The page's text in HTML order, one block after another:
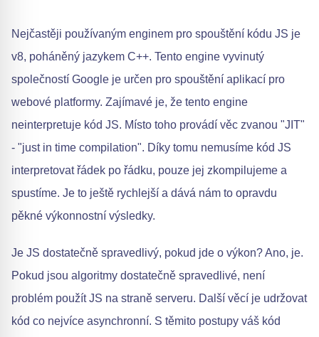
Nejčastěji používaným enginem pro spouštění kódu JS je
v8, poháněný jazykem C++. Tento engine vyvinutý
společností Google je určen pro spouštění aplikací pro
webové platformy. Zajímavé je, že tento engine
neinterpretuje kód JS. Místo toho provádí věc zvanou "JIT"
- "just in time compilation". Díky tomu nemusíme kód JS
interpretovat řádek po řádku, pouze jej zkompilujeme a
spustíme. Je to ještě rychlejší a dává nám to opravdu
pěkné výkonnostní výsledky.
Je JS dostatečně spravedlivý, pokud jde o výkon? Ano, je.
Pokud jsou algoritmy dostatečně spravedlivé, není
problém použít JS na straně serveru. Další věcí je udržovat
kód co nejvíce asynchronní. S těmito postupy váš kód